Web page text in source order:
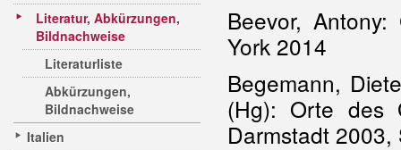
Literatur, Abkürzungen,
Bildnachweise
Literaturliste
Abkürzungen,
Bildnachweise
Italien
Beevor,
York 2014
Begemann,
(Hg): Orte des
Darmstadt 2003,